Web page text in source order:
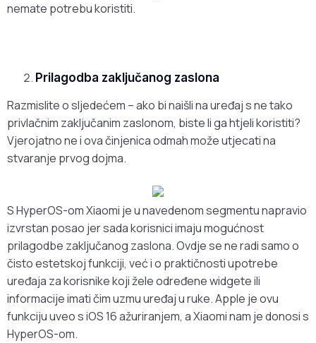
nemate potrebu koristiti.
Prilagodba zaključanog zaslona
Razmislite o sljedećem – ako bi naišli na uređaj s ne tako
privlačnim zaključanim zaslonom, biste li ga htjeli koristiti?
Vjerojatno ne i ova činjenica odmah može utjecati na
stvaranje prvog dojma.
S HyperOS-om Xiaomi je u navedenom segmentu napravio
izvrstan posao jer sada korisnici imaju mogućnost
prilagodbe zaključanog zaslona. Ovdje se ne radi samo o
čisto estetskoj funkciji, već i o praktičnosti upotrebe
uređaja za korisnike koji žele određene widgete ili
informacije imati čim uzmu uređaj u ruke. Apple je ovu
funkciju uveo s iOS 16 ažuriranjem, a Xiaomi nam je donosi s
HyperOS-om.